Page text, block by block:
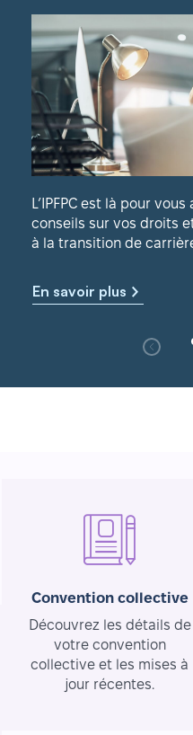
L’IPFPC est là pour
conseils sur vos droits
à la transition de
En savoir plus
Convention collective
Découvrez les détails de
votre convention
collective et les mises à
jour récentes.